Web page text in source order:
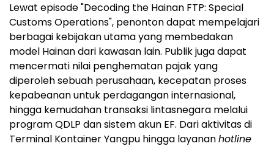
Lewat episode "Decoding the Hainan FTP: Special
Customs Operations", penonton dapat mempelajari
berbagai kebijakan utama yang membedakan
model Hainan dari kawasan lain. Publik juga dapat
mencermati nilai penghematan pajak yang
diperoleh sebuah perusahaan, kecepatan proses
kepabeanan untuk perdagangan internasional,
hingga kemudahan transaksi lintasnegara melalui
program QDLP dan sistem akun EF. Dari aktivitas di
Terminal Kontainer Yangpu hingga layananhotline